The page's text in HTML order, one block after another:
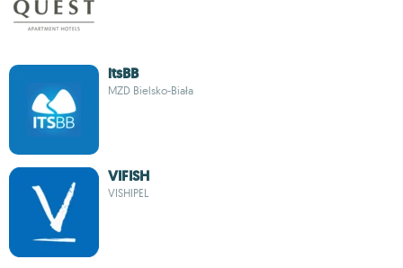
itsBB
MZD Bielsko-Biała
VIFISH
VISHIPEL